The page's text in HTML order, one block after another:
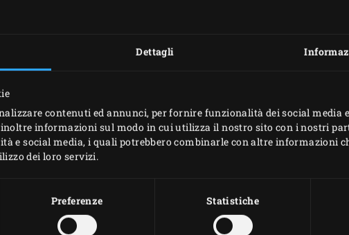
Dettagli
contenuti ed annunci, per fornire funzionalità dei social media
informazioni sul modo in cui utilizza il nostro sito con i nostri
e social media, i quali potrebbero combinarle con altre informazioni
dei loro servizi.
Preferenze Statistiche
PREPARAZIONE
Green Egg e portatelo ad una temperatura di 180°C conla griglia
in cinque fette. Sbucciate la cipolla e l’aglio. Tagliate la
del pesce con sale e pepe e farcite ogni orata con 2 fette di limone
gambo del broccolo e tagliate la testa in porzioni senza